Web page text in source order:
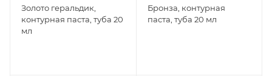
Золото геральдик,
контурная паста, туба 20
мл
Бронза, контурная
паста, туба 20 мл